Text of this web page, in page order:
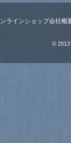
ラインショップ会社概
© 2013